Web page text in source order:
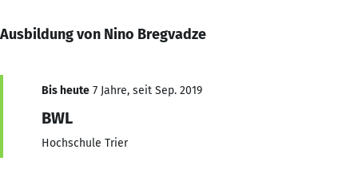
Ausbildung von Nino Bregvadze
Bis heute 7 Jahre, seit Sep. 2019
BWL
Hochschule Trier